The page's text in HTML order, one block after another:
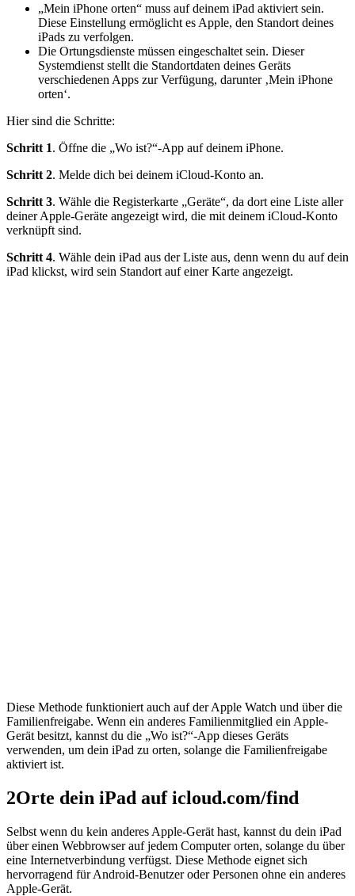
„Mein iPhone orten“ muss auf deinem iPad aktiviert sein.
Diese Einstellung ermöglicht es Apple, den Standort deines
iPads zu verfolgen.
Die Ortungsdienste müssen eingeschaltet sein. Dieser
Systemdienst stellt die Standortdaten deines Geräts
verschiedenen Apps zur Verfügung, darunter ‚Mein iPhone
orten‘.
Hier sind die Schritte:
Schritt 1. Öffne die „Wo ist?“-App auf deinem iPhone.
Schritt 2. Melde dich bei deinem iCloud-Konto an.
Schritt 3. Wähle die Registerkarte „Geräte“, da dort eine Liste aller
deiner Apple-Geräte angezeigt wird, die mit deinem iCloud-Konto
verknüpft sind.
Schritt 4. Wähle dein iPad aus der Liste aus, denn wenn du auf dein
iPad klickst, wird sein Standort auf einer Karte angezeigt.
Diese Methode funktioniert auch auf der Apple Watch und über die
Familienfreigabe. Wenn ein anderes Familienmitglied ein Apple-
Gerät besitzt, kannst du die „Wo ist?“-App dieses Geräts
verwenden, um dein iPad zu orten, solange die Familienfreigabe
aktiviert ist.
2Orte dein iPad auf icloud.com/find
Selbst wenn du kein anderes Apple-Gerät hast, kannst du dein iPad
über einen Webbrowser auf jedem Computer orten, solange du über
eine Internetverbindung verfügst. Diese Methode eignet sich
hervorragend für Android-Benutzer oder Personen ohne ein anderes
Apple-Gerät.